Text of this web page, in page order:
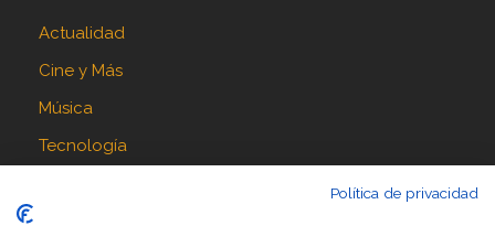
Actualidad
Cine y Más
Música
Tecnología
Política de privacidad